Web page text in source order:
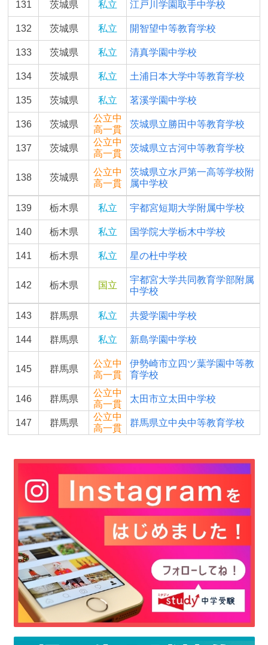
131 茨城県 私立 江戸川学園取手中学校
132 茨城県 私立 開智望中等教育学校
133 茨城県 私立 清真学園中学校
134 茨城県 私立 土浦日本大学中等教育学校
135 茨城県 私立 茗溪学園中学校
136 茨城県
公立中
高一貫
茨城県立勝田中等教育学校
137 茨城県
公立中
高一貫
茨城県立古河中等教育学校
138 茨城県
公立中
高一貫
茨城県立水戸第一高等学校附
属中学校
139 栃木県 私立 宇都宮短期大学附属中学校
140 栃木県 私立 国学院大学栃木中学校
141 栃木県 私立 星の杜中学校
142 栃木県 国立
宇都宮大学共同教育学部附属
中学校
143 群馬県 私立 共愛学園中学校
144 群馬県 私立 新島学園中学校
145 群馬県
公立中
高一貫
伊勢崎市立四ツ葉学園中等教
育学校
146 群馬県
公立中
高一貫
太田市立太田中学校
147 群馬県
公立中
高一貫
群馬県立中央中等教育学校